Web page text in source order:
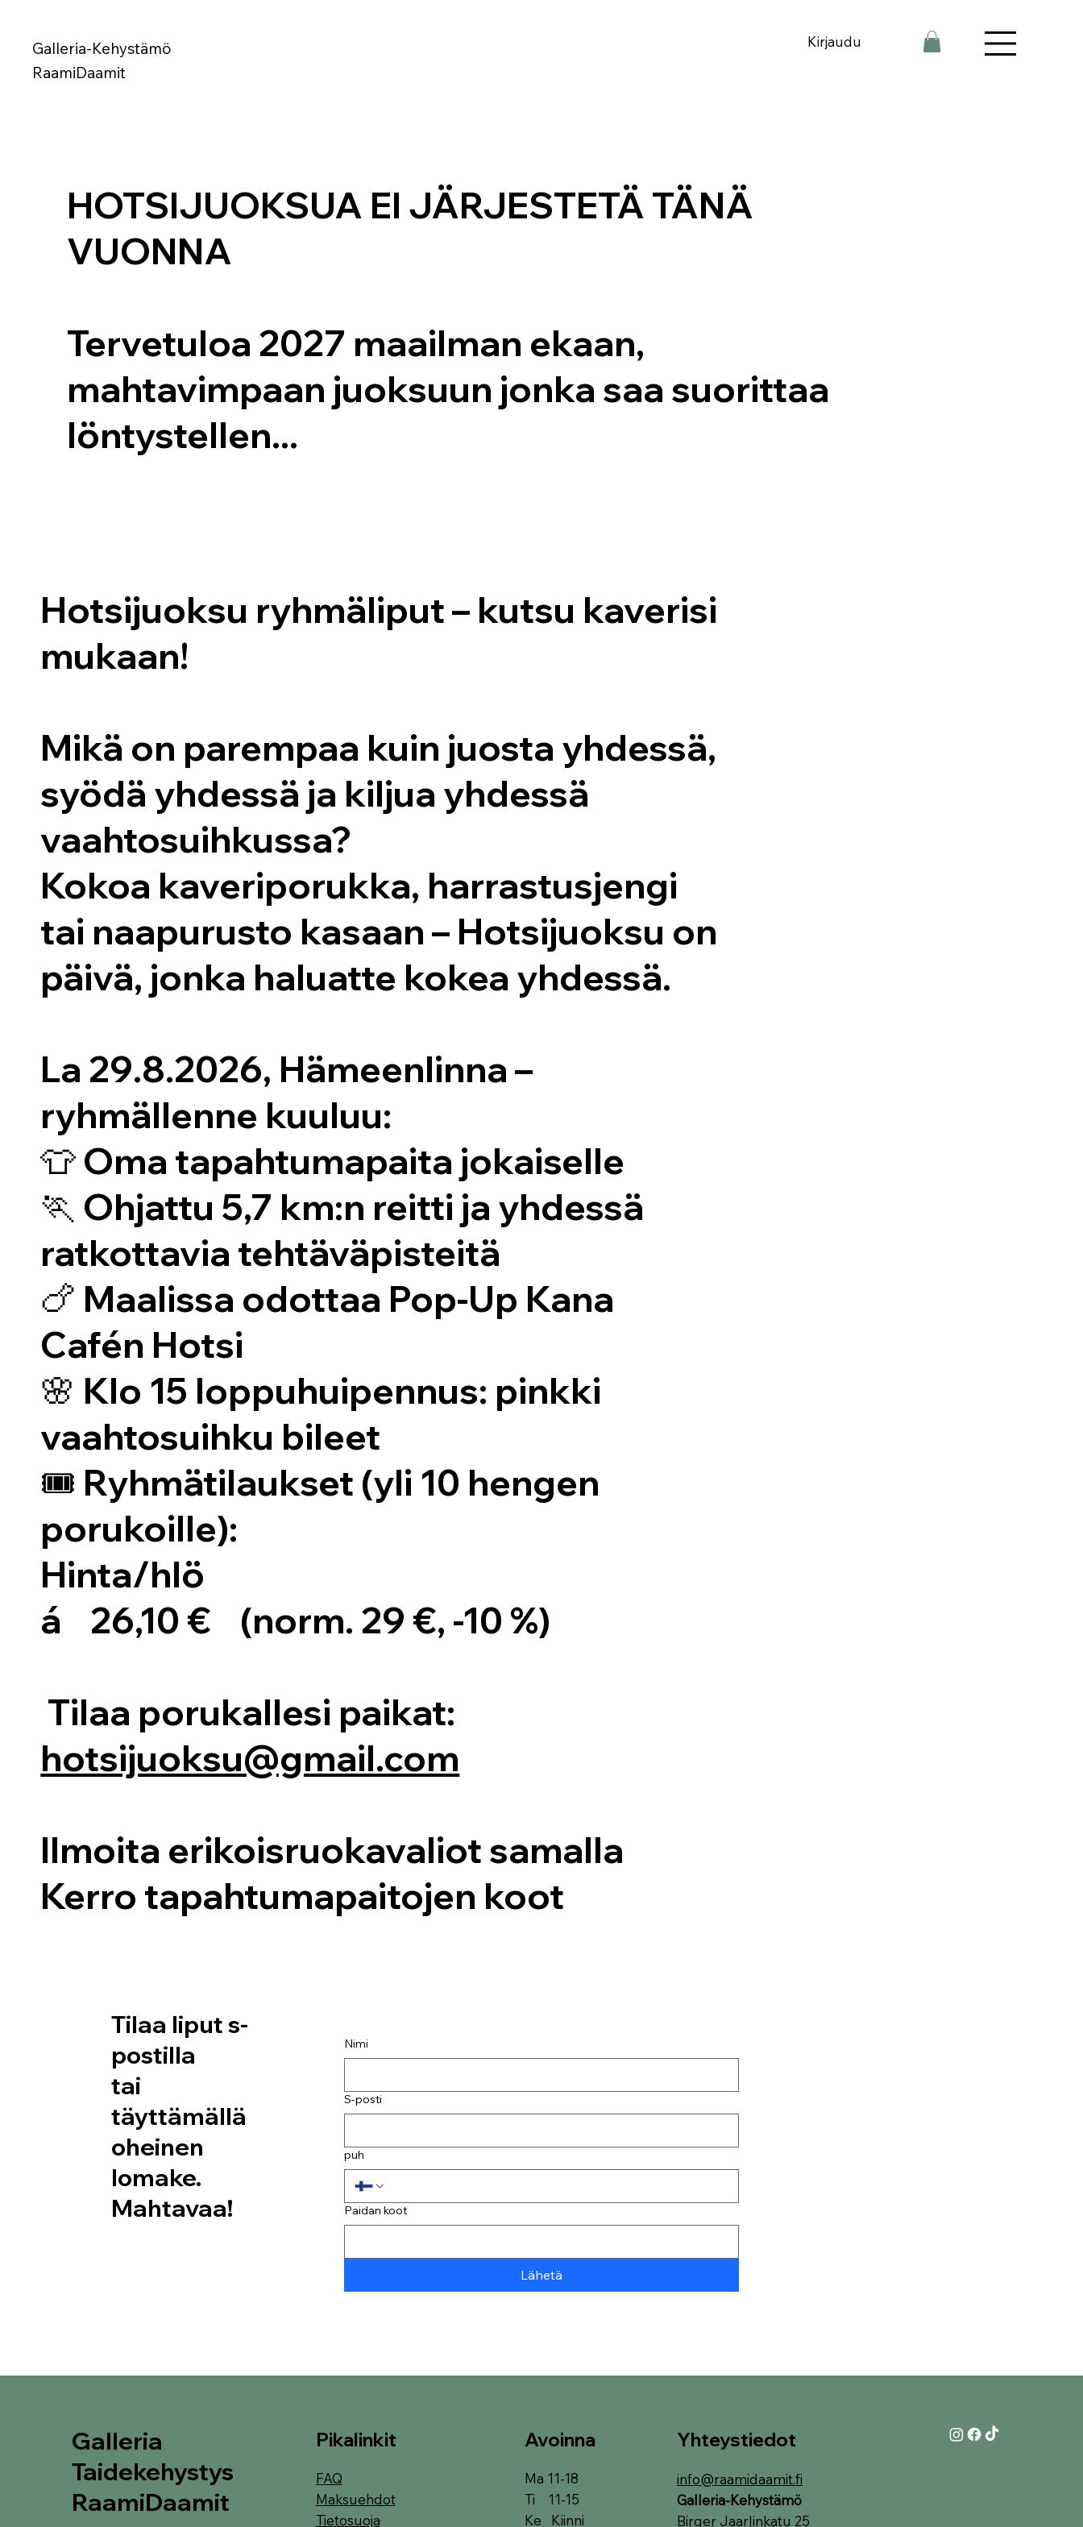
Galleria-Kehystämö
RaamiDaamit
Kirjaudu
HOTSIJUOKSUA EI JÄRJESTETÄ TÄNÄ
VUONNA
Tervetuloa 2027 maailman ekaan,
mahtavimpaan juoksuun jonka saa suorittaa
löntystellen...
Hotsijuoksu ryhmäliput – kutsu kaverisi
mukaan!
Mikä on parempaa kuin juosta yhdessä,
syödä yhdessä ja kiljua yhdessä
vaahtosuihkussa?
Kokoa kaveriporukka, harrastusjengi
tai naapurusto kasaan – Hotsijuoksu on
päivä, jonka haluatte kokea yhdessä.
La 29.8.2026, Hämeenlinna –
ryhmällenne kuuluu:
👕 Oma tapahtumapaita jokaiselle
🏃 Ohjattu 5,7 km:n reitti ja yhdessä
ratkottavia tehtäväpisteitä
🍗 Maalissa odottaa Pop-Up Kana
Cafén Hotsi
🌸 Klo 15 loppuhuipennus: pinkki
vaahtosuihku bileet
🎟️ Ryhmätilaukset (yli 10 hengen
porukoille):
Hinta/hlö
á 26,10 €
(norm. 29 €, -10 %)
Tilaa porukallesi paikat:
hotsijuoksu@gmail.com
Ilmoita erikoisruokavaliot samalla
Kerro tapahtumapaitojen koot
Tilaa liput s-
postilla
tai
täyttämällä
oheinen
lomake.
Mahtavaa!
Nimi
S-posti
puh
Paidan koot
Lähetä
Galleria
Taidekehystys
RaamiDaamit
FAQ
Maksuehdot
Tietosuoja
Pikalinkit Yhteystiedot
info@raamidaamit.fi
Galleria-Kehystämö
Birger Jaarlinkatu 25
Ma 11-18
Ti 11-15
Ke Kiinni
Avoinna